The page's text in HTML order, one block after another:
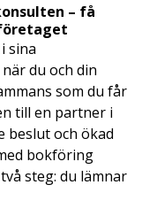
– få
sina
du och din
som du får
till en partner i
beslut och ökad
bokföring
steg: du lämnar